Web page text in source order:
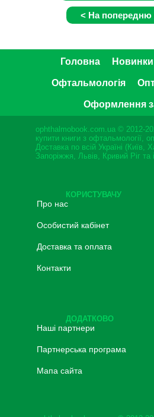
Головна Новинки
Офтальмологія
Оформлення
ophthalmobook.com.ua © 2012-
купити книги з офтальмології,
Доставка по всій Україні (Київ,
Запоріжжя, Львів, Кривий Ріг та
КОРИСТУВАЧУ
Про нас
Особистий кабінет
Доставка та оплата
Контакти
ДОДАТКОВО
Наші партнери
Партнерська програма
Мапа сайта